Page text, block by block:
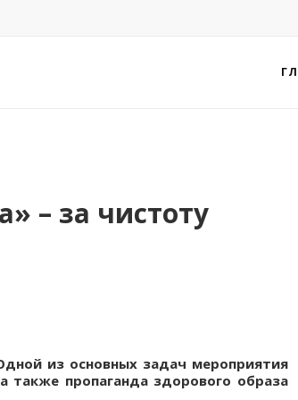
– за чистоту
из основных задач мероприятия
также пропаганда здорового образа